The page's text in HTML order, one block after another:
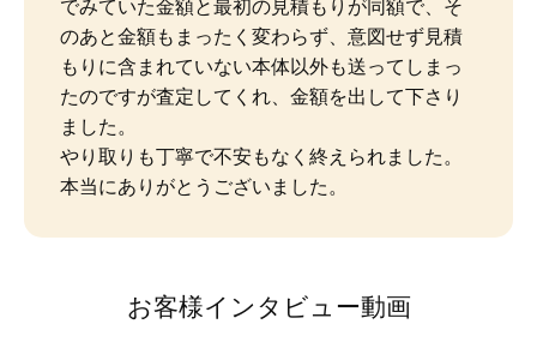
でみていた金額と最初の見積もりが同額で、そ
のあと金額もまったく変わらず、意図せず見積
もりに含まれていない本体以外も送ってしまっ
たのですが査定してくれ、金額を出して下さり
ました。
やり取りも丁寧で不安もなく終えられました。
本当にありがとうございました。
お客様インタビュー動画